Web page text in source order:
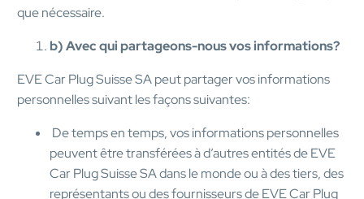
que nécessaire.
b) Avec qui partageons-nous vos informations?
EVE Car Plug Suisse SA peut partager vos informations
personnelles suivant les façons suivantes:
De temps en temps, vos informations personnelles
peuvent être transférées à d’autres entités de EVE
Car Plug Suisse SA dans le monde ou à des tiers, des
représentants ou des fournisseurs de EVE Car Plug